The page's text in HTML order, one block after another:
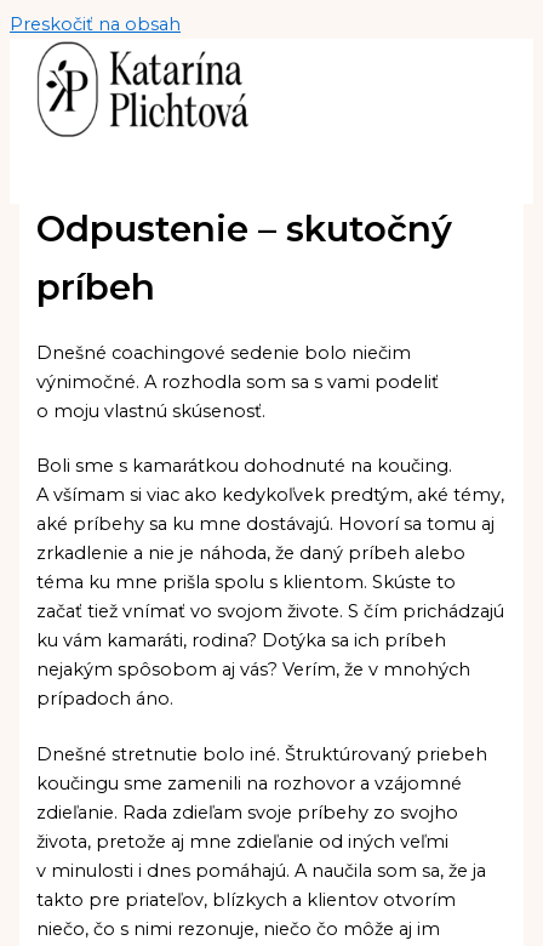
Preskočiť na obsah
Odpustenie – skutočný
príbeh
Dnešné coachingové sedenie bolo niečim
výnimočné. A rozhodla som sa s vami podeliť
o moju vlastnú skúsenosť.
Boli sme s kamarátkou dohodnuté na koučing.
A všímam si viac ako kedykoľvek predtým, aké témy,
aké príbehy sa ku mne dostávajú. Hovorí sa tomu aj
zrkadlenie a nie je náhoda, že daný príbeh alebo
téma ku mne prišla spolu s klientom. Skúste to
začať tiež vnímať vo svojom živote. S čím prichádzajú
ku vám kamaráti, rodina? Dotýka sa ich príbeh
nejakým spôsobom aj vás? Verím, že v mnohých
prípadoch áno.
Dnešné stretnutie bolo iné. Štruktúrovaný priebeh
koučingu sme zamenili na rozhovor a vzájomné
zdieľanie. Rada zdieľam svoje príbehy zo svojho
života, pretože aj mne zdieľanie od iných veľmi
v minulosti i dnes pomáhajú. A naučila som sa, že ja
takto pre priateľov, blízkych a klientov otvorím
niečo, čo s nimi rezonuje, niečo čo môže aj im